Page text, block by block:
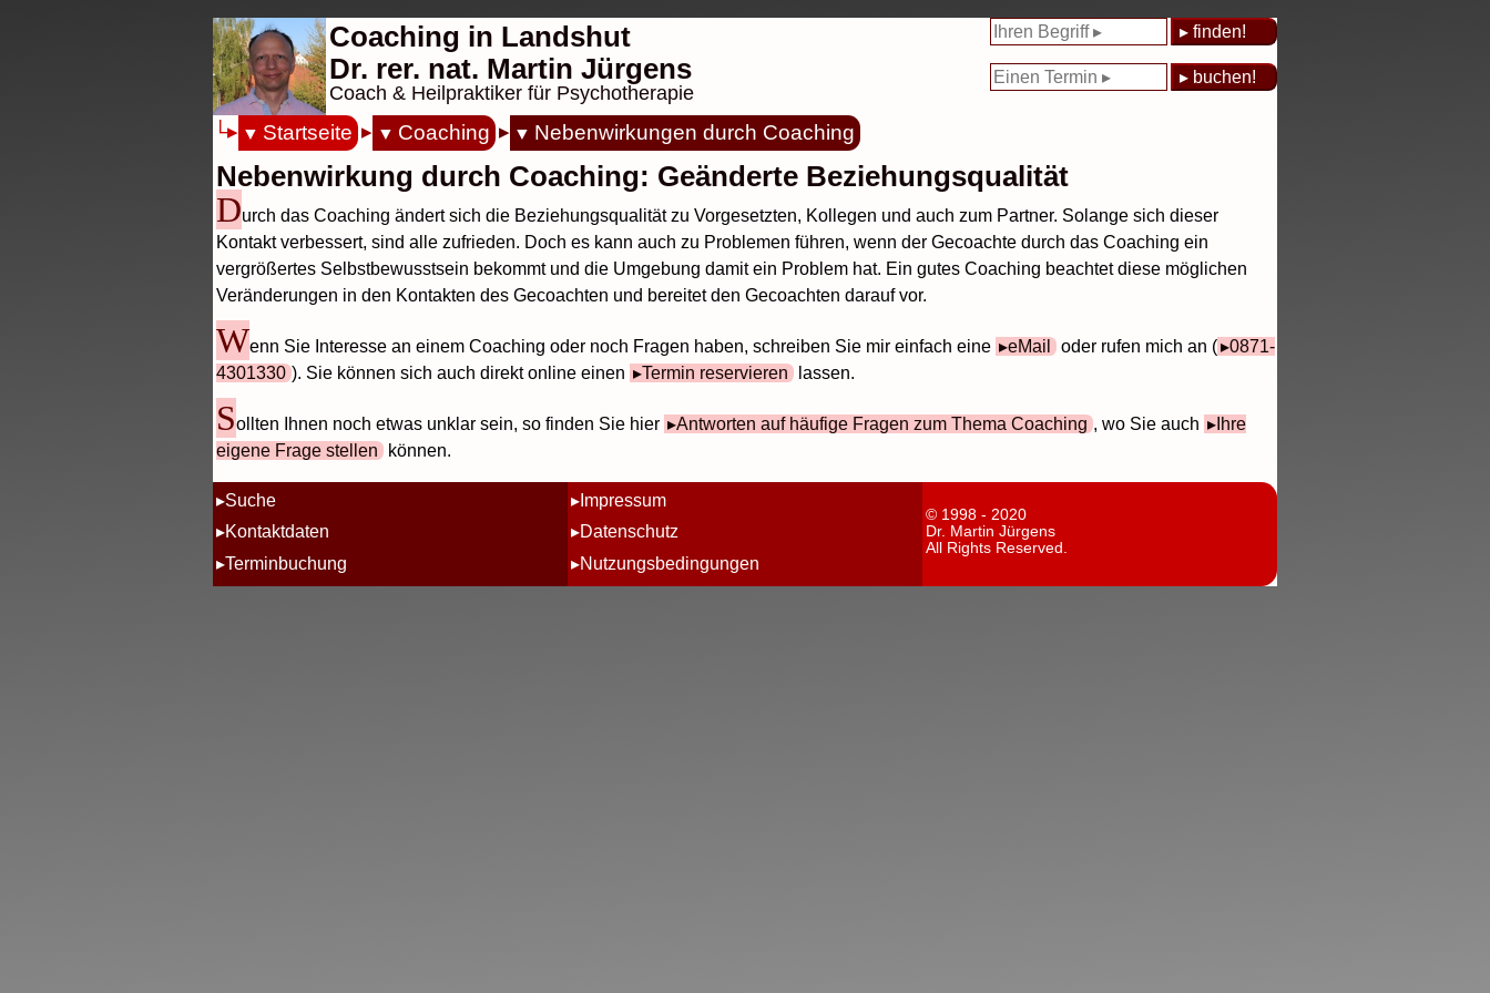
Coaching in Landshut
Dr. rer. nat. Martin Jürgens
Coach & Heilpraktiker für Psychotherapie
Startseite Coaching Nebenwirkungen durch Coaching
Nebenwirkung durch Coaching: Geänderte Beziehungsqualität
Durch das Coaching ändert sich die Beziehungsqualität zu Vorgesetzten, Kollegen und auch zum Partner. Solange sich dieser
Kontakt verbessert, sind alle zufrieden. Doch es kann auch zu Problemen führen, wenn der Gecoachte durch das Coaching ein
vergrößertes Selbstbewusstsein bekommt und die Umgebung damit ein Problem hat. Ein gutes Coaching beachtet diese möglichen
Veränderungen in den Kontakten des Gecoachten und bereitet den Gecoachten darauf vor.
Wenn Sie Interesse an einem Coaching oder noch Fragen haben, schreiben Sie mir einfach eine eMail oder rufen mich an (
0871-
4301330 ). Sie können sich auch direkt online einen Termin reservieren lassen.
Sollten Ihnen noch etwas unklar sein, so finden Sie hier Antworten auf häufige Fragen zum Thema Coaching , wo Sie auch
Ihre
eigene Frage stellen können.
Suche
Kontaktdaten
Terminbuchung
Impressum
Datenschutz
Nutzungsbedingungen
© 1998 - 2020
Dr. Martin Jürgens
All Rights Reserved.